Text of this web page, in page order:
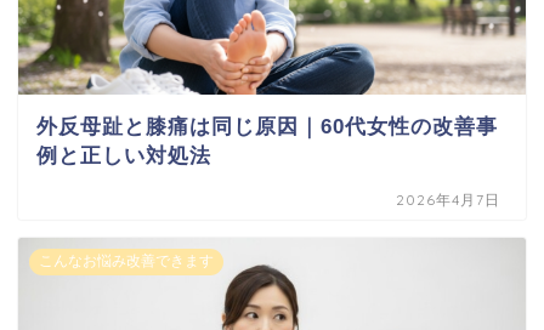
外反母趾と膝痛は同じ原因｜60代女性の改善事
例と正しい対処法
2026年4月7日
こんなお悩み改善できます